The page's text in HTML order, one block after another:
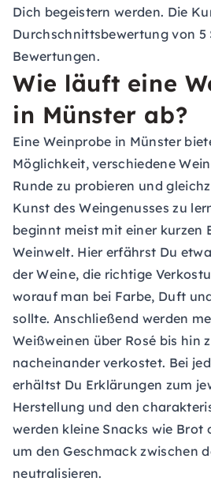
Dich begeistern werden. Die
Durchschnittsbewertung von 5
Bewertungen.
Wie läuft eine
in Münster ab?
Eine Weinprobe in Münster
Möglichkeit, verschiedene
Runde zu probieren und
Kunst des Weingenusses zu
beginnt meist mit einer kurzen
Weinwelt. Hier erfährst Du
der Weine, die richtige
worauf man bei Farbe, Duft
sollte. Anschließend werden
Weißweinen über Rosé bis hin
nacheinander verkostet. Bei
erhältst Du Erklärungen zum
Herstellung und den
werden kleine Snacks wie Brot
um den Geschmack zwischen
neutralisieren.